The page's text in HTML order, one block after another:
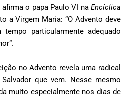
o papa Paulo VI na Encíclica
a Virgem Maria: “O Advento deve
particularmente adequado
no Advento revela uma radical
que vem. Nesse mesmo
muito especialmente nos dias de